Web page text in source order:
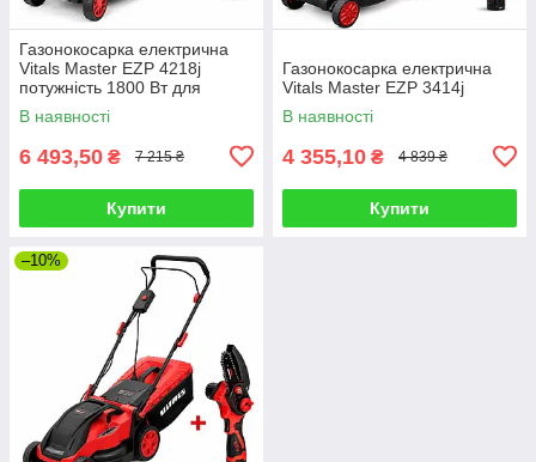
Газонокосарка електрична
Vitals Master EZP 4218j
потужність 1800 Вт для
швидкого та акуратного
газону
В наявності
6 493,50 ₴ 7 215 ₴
Купити
Газонокосарка електрична
Vitals Master EZP 3414j
В наявності
4 355,10 ₴ 4 839 ₴
Купити
–10%